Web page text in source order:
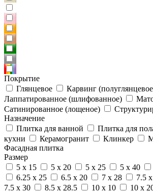
Покрытие
Глянцевое
Карвинг
Лаппатированное (шлифованное)
Сатинированное (лощеное)
Назначение
Плитка для ванной
Плитка для
кухни
Керамогранит Клинкер
Фасадная плитка
Размер
5 x 15
5 x 20 5 x 25 5 x 40
6.25 x 25
6.5 x 20 7 x 28 7.5
7.5 x 30
8.5 x 28.5 10 x 10 10 x